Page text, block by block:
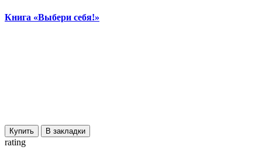
Книга «Выбери себя!»
Купить В закладки
rating